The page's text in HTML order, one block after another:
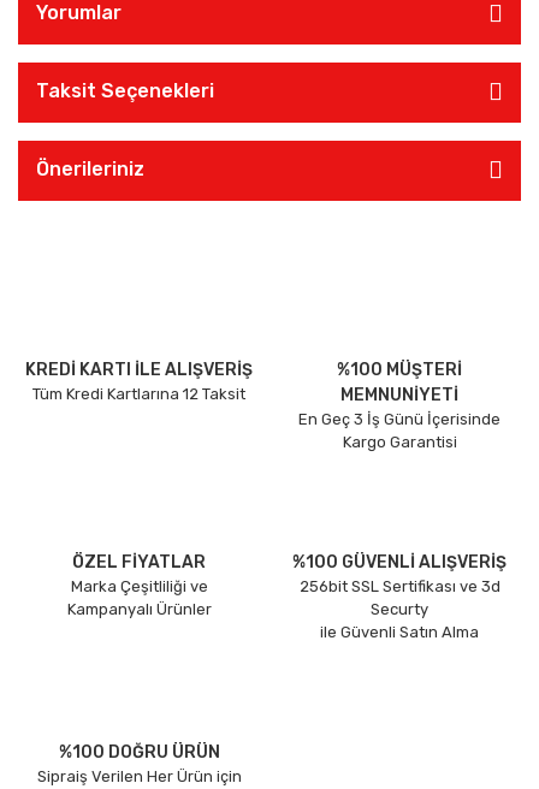
Yorumlar
Taksit Seçenekleri
Önerileriniz
KREDİ KARTI İLE ALIŞVERİŞ
Tüm Kredi Kartlarına 12 Taksit
%100 MÜŞTERİ
MEMNUNİYETİ
En Geç 3 İş Günü İçerisinde
Kargo Garantisi
ÖZEL FİYATLAR
Marka Çeşitliliği ve
Kampanyalı Ürünler
%100 GÜVENLİ ALIŞVERİŞ
256bit SSL Sertifikası ve 3d
Securty
ile Güvenli Satın Alma
%100 DOĞRU ÜRÜN
Sipraiş Verilen Her Ürün için